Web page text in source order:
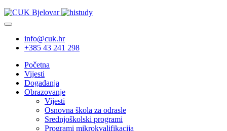
info@cuk.hr
+385 43 241 298
Početna
Vijesti
Događanja
Obrazovanje
Vijesti
Osnovna škola za odrasle
Srednjoškolski programi
Programi mikrokvalifikacija